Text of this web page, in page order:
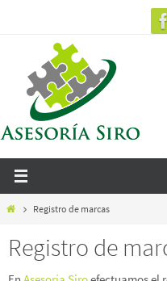
contenido
InicioRegistro de marcas
Registro de